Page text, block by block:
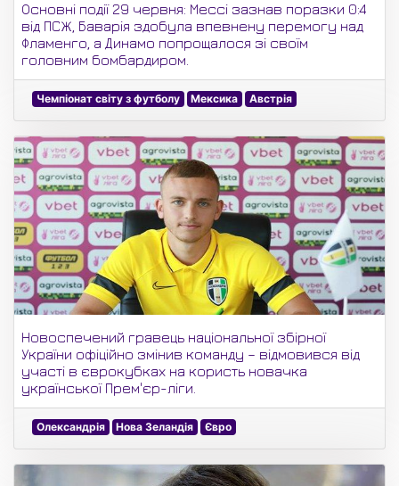
Основні події 29 червня: Мессі зазнав поразки 0:4
від ПСЖ, Баварія здобула впевнену перемогу над
Фламенго, а Динамо попрощалося зі своїм
головним бомбардиром.
Чемпіонат світу з футболу Мексика Австрія
Новоспечений гравець національної збірної
України офіційно змінив команду – відмовився від
участі в єврокубках на користь новачка
української Прем'єр-ліги.
Олександрія Нова Зеландія Євро